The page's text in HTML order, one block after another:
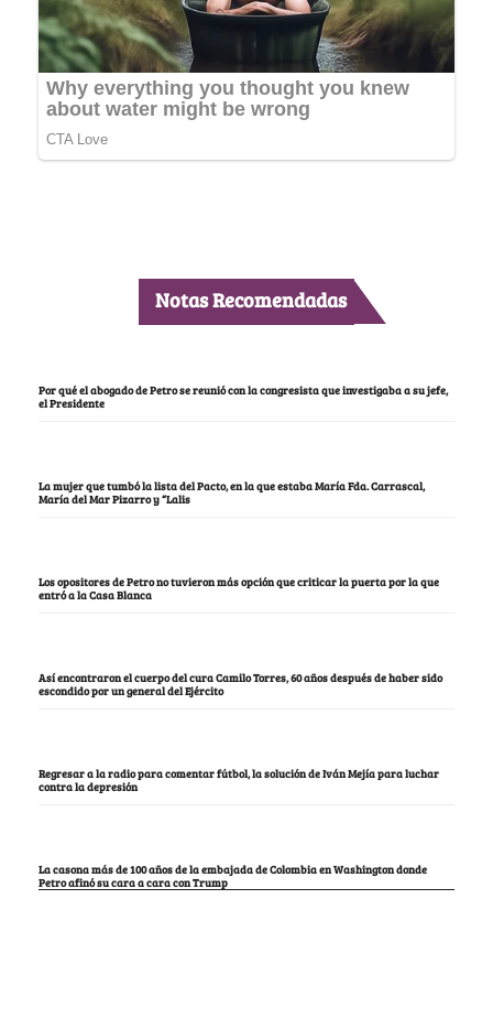
Notas Recomendadas
Por qué el abogado de Petro se reunió con la congresista que investigaba a su jefe,
el Presidente
La mujer que tumbó la lista del Pacto, en la que estaba María Fda. Carrascal,
María del Mar Pizarro y “Lalis
Los opositores de Petro no tuvieron más opción que criticar la puerta por la que
entró a la Casa Blanca
Así encontraron el cuerpo del cura Camilo Torres, 60 años después de haber sido
escondido por un general del Ejército
Regresar a la radio para comentar fútbol, la solución de Iván Mejía para luchar
contra la depresión
La casona más de 100 años de la embajada de Colombia en Washington donde
Petro afinó su cara a cara con Trump